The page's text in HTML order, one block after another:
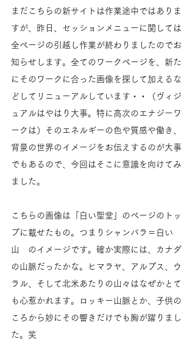
まだこちらの新サイトは作業途中ではありま
すが、昨日、セッションメニューに関しては
全ページの引越し作業が終わりましたのでお
知らせします。全てのワークページを、新た
にそのワークに合った画像を探して加えるな
どしてリニューアルしています・・（ヴィジ
ュアルはやはり大事。特に高次のエナジーワ
ークは）そのエネルギーの色や質感や働き、
背景の世界のイメージをお伝えするのが大事
でもあるので、今回はそこに意識を向けてみ
ました。
こちらの画像は「白い聖堂」のページのトッ
プに載せたもの。つまりシャンバラ＝白い
山　のイメージです。確か実際には、カナダ
の山脈だったかな。ヒマラヤ、アルプス、ウ
ラル、そして北米あたりの山々はなぜかとて
も心惹かれます。ロッキー山脈とか、子供の
ころから妙にその響きだけでも胸が躍りまし
た。笑